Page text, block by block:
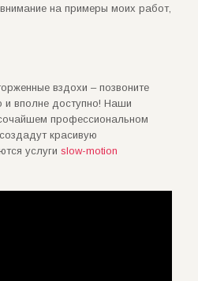
на примеры моих работ,
вздохи – позвоните
и вполне доступно! Наши
профессиональном
красивую
услуги slow-motion